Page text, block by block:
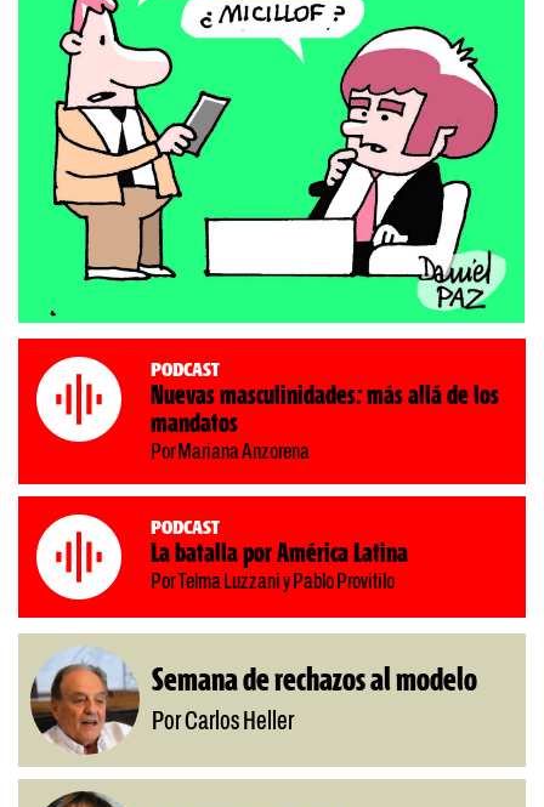
Podcast
Nuevas masculinidades: más allá de los
mandatos
Por Mariana Anzorena
Podcast
La batalla por América Latina
Por Telma Luzzani y Pablo Provitilo
Semana de rechazos al modelo
Por Carlos Heller